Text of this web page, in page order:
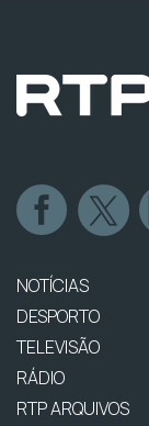
NOTÍCIAS
DESPORTO
TELEVISÃO
RÁDIO
RTP ARQUIVOS